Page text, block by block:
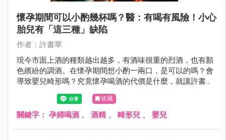
懷孕期間可以小酌幾杯嗎？醫：有喝有風險！小心
胎兒有「這三種」缺陷
作者：許書華
現今市面上酒的種類越出越多，有酒味很重的烈酒，也有顏
色繽紛的調酒。在懷孕期間想小酌一兩口，是可以的嗎？會
導致嬰兒畸形嗎？究竟懷孕喝酒的代價是什麼，就讓許書華
醫師來告訴妳。
收藏
關鍵字： 孕婦喝酒 、 酒精 、 畸形兒 、 嬰兒